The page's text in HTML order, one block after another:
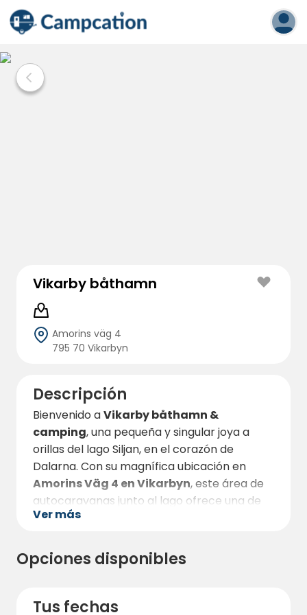
Vikarby båthamn
Amorins väg 4
795 70 Vikarbyn
Descripción
Bienvenido aVikarby båthamn &
camping, una pequeña y singular joya a
orillas del lago Siljan, en el corazón de
Dalarna. Con su magnífica ubicación en
Amorins Väg 4 en Vikarbyn, este área de
autocaravanas junto al lago ofrece una de
las experiencias más relajantes y
una vista inigualable sobre las aguas
centelleantes del Siljan y los suaves paisajes
Aquí se aloja literalmente junto al agua, con
Ver más
Opciones disponibles
Tus fechas